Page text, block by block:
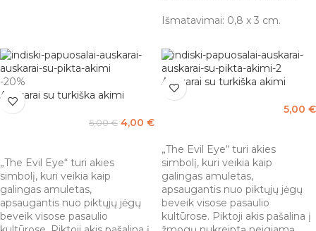
Išmatavimai: 0,8 x 3 cm.
-20%
Auskarai su turkiška akimi
5,00€ 4,00 €
„The Evil Eye“ turi akies
simbolį, kuri veikia kaip
galingas amuletas,
apsaugantis nuo piktųjų jėgų
beveik visose pasaulio
Auskarai su turkiška akimi
5,00 €
„The Evil Eye“ turi akies
simbolį, kuri veikia kaip
galingas amuletas,
apsaugantis nuo piktųjų jėgų
beveik visose pasaulio
kultūrose. Piktoji akis pašalina į